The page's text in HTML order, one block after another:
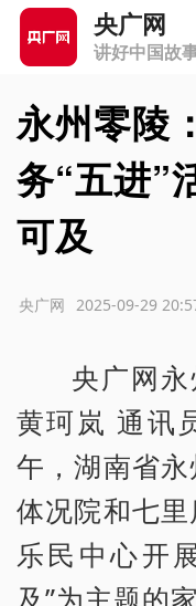
央广网
讲好中国故
永州零陵
务“五进”
可及
2025-09-29
央广网
央广网
黄珂岚 通讯
午，湖南省
体况院和七
乐民中心开